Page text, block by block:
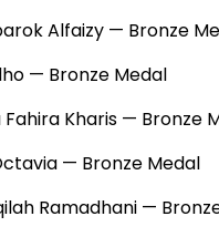
Alfaizy — Bronze
— Bronze Medal
Fahira Kharis — Bronze
— Bronze Medal
Ramadhani —